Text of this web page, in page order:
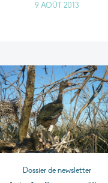
9 AOÛT 2013
Dossier de newsletter